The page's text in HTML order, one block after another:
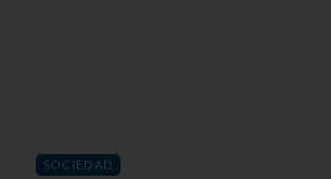
SOCIEDAD